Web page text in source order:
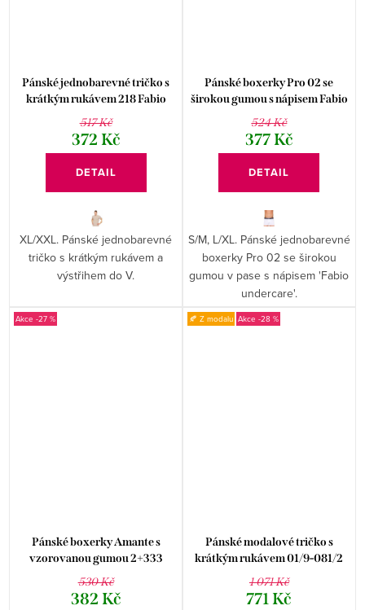
Pánské jednobarevné tričko s
krátkým rukávem 218 Fabio
517 Kč
372 Kč
DETAIL
XL/XXL. Pánské jednobarevné
tričko s krátkým rukávem a
výstřihem do V.
Pánské boxerky Pro 02 se
širokou gumou s nápisem Fabio
undercare
524 Kč
377 Kč
DETAIL
S/M, L/XL. Pánské jednobarevné
boxerky Pro 02 se širokou
gumou v pase s nápisem 'Fabio
undercare'.
-27 %
Pánské boxerky Amante s
vzorovanou gumou 2+333
Fabio
530 Kč
382 Kč
🍂 Z modalu -28 %
Pánské modalové tričko s
krátkým rukávem 01/9-081/2
Fabio
1 071 Kč
771 Kč